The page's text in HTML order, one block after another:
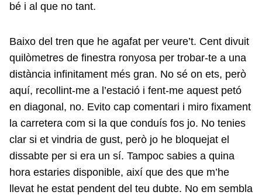
bé i al que no tant.
Baixo del tren que he agafat per veure’t. Cent divuit
quilòmetres de finestra ronyosa per trobar-te a una
distància infinitament més gran. No sé on ets, però
aquí, recollint-me a l’estació i fent-me aquest petó
en diagonal, no. Evito cap comentari i miro fixament
la carretera com si la que conduís fos jo. No tenies
clar si et vindria de gust, però jo he bloquejat el
dissabte per si era un sí. Tampoc sabies a quina
hora estaries disponible, així que des que m’he
llevat he estat pendent del teu dubte. No em sembla